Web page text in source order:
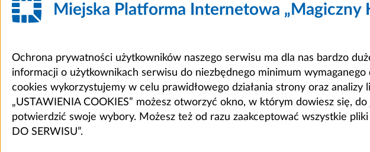
Miejska Platforma Internetowa „Magiczny
Ochrona prywatności użytkowników naszego serwisu ma dla nas bardzo
informacji o użytkownikach serwisu do niezbędnego minimum wymaganego
cookies wykorzystujemy w celu prawidłowego działania strony oraz
„USTAWIENIA COOKIES” możesz otworzyć okno, w którym dowiesz się,
potwierdzić swoje wybory. Możesz też od razu zaakceptować wszystkie
DO SERWISU”.